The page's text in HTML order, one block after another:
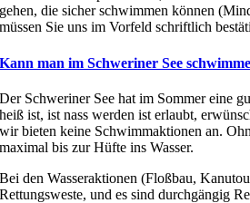
gehen, die sicher schwimmen können
müssen Sie uns im Vorfeld schriftlich
Kann man im Schweriner See
Der Schweriner See hat im Sommer eine
heiß ist, ist nass werden ist erlaubt,
wir bieten keine Schwimmaktionen an.
maximal bis zur Hüfte ins Wasser.
Bei den Wasseraktionen (Floßbau,
Rettungsweste, und es sind durchgängig